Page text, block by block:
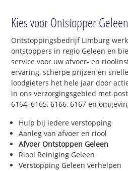
Kies voor Ontstopper
Ontstoppingsbedrijf Limburg
ontstoppers in regio Geleen en
service voor uw afvoer- en
ervaring, scherpe prijzen en
loodgieters het hele jaar door
in ons verzorgingsgebied met
6164, 6165, 6166, 6167 en
Hulp bij iedere verstopping
Aanleg van afvoer en riool
Afvoer Ontstoppen Geleen
Riool Reiniging Geleen
Verstopping Geleen verhelpen